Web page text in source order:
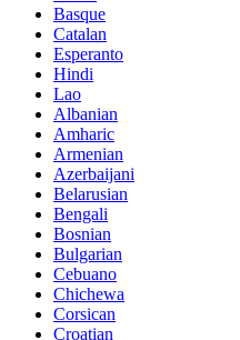
Basque
Catalan
Esperanto
Hindi
Lao
Albanian
Amharic
Armenian
Azerbaijani
Belarusian
Bengali
Bosnian
Bulgarian
Cebuano
Chichewa
Corsican
Croatian